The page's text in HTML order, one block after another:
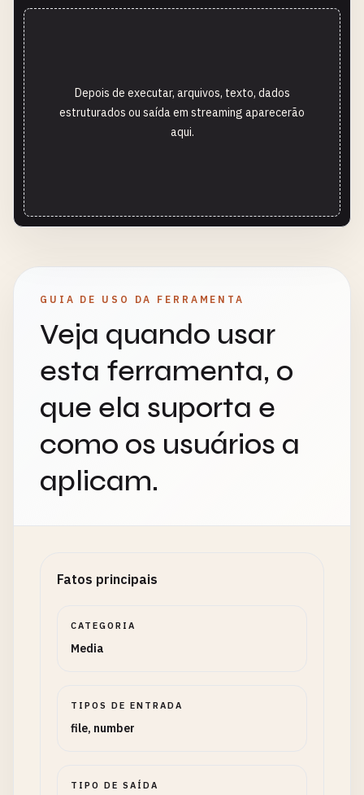
Depois de executar, arquivos, texto, dados
estruturados ou saída em streaming aparecerão
aqui.
GUIA DE USO DA FERRAMENTA
Veja quando usar
esta ferramenta, o
que ela suporta e
como os usuários a
aplicam.
Fatos principais
CATEGORIA
Media
TIPOS DE ENTRADA
file, number
TIPO DE SAÍDA